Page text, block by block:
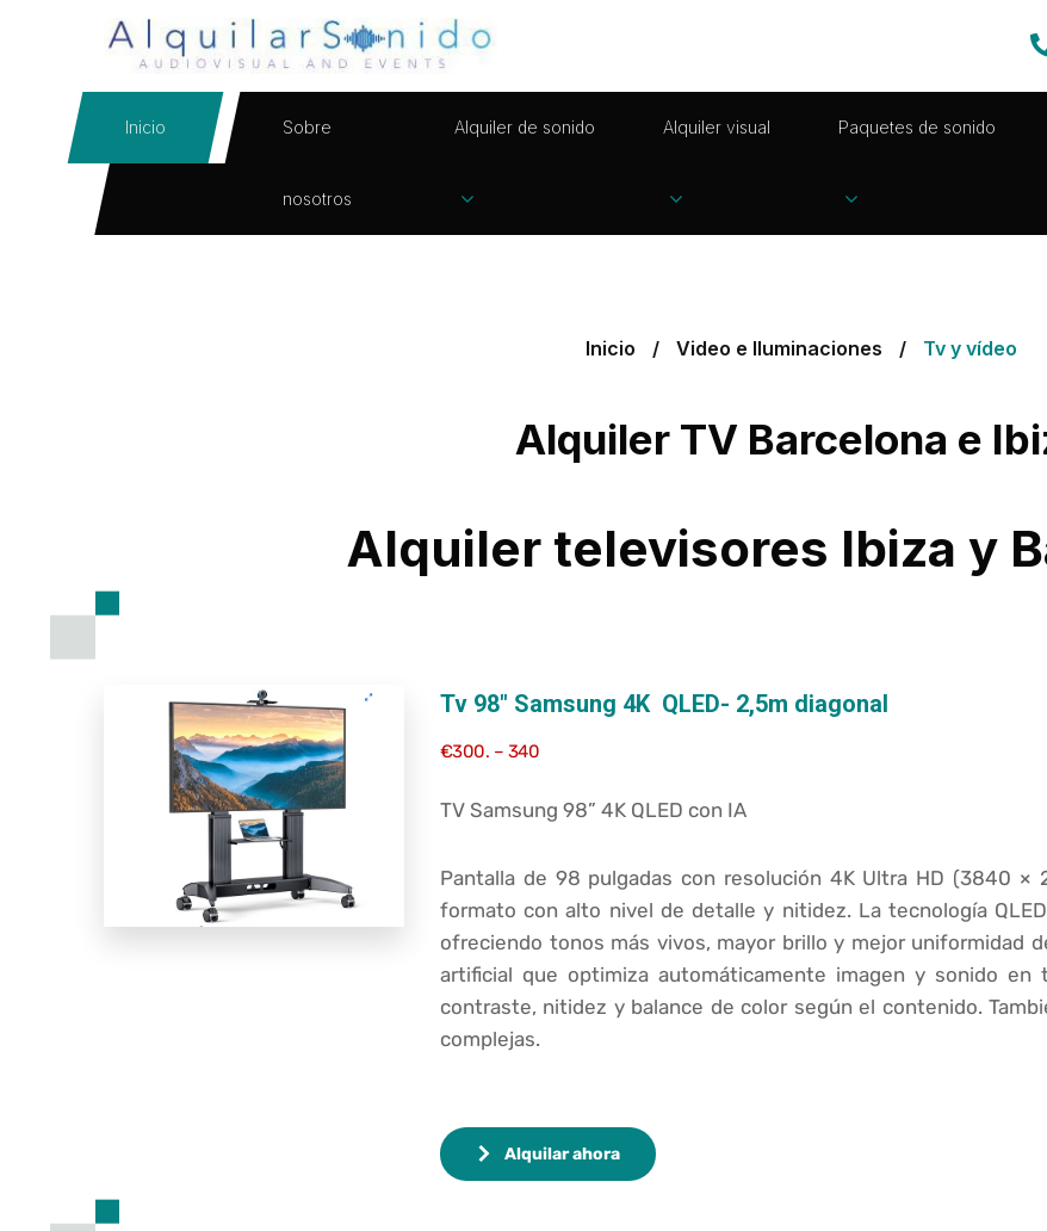
Inicio Sobre
nosotros
Alquiler de sonido Alquiler visual Paquetes de sonido
Inicio Video e Iluminaciones Tv y vídeo
Alquiler TV Barcelona e
Alquiler televisores Ibiza y
Tv 98″ Samsung 4K QLED- 2,5m diagonal
€300. – 340
TV Samsung 98” 4K QLED con IA
Pantalla de 98 pulgadas con resolución 4K Ultra HD (3840 ×
formato con alto nivel de detalle y nitidez. La tecnología
ofreciendo tonos más vivos, mayor brillo y mejor uniformidad
artificial que optimiza automáticamente imagen y sonido en
contraste, nitidez y balance de color según el contenido.
complejas.
Alquilar ahora